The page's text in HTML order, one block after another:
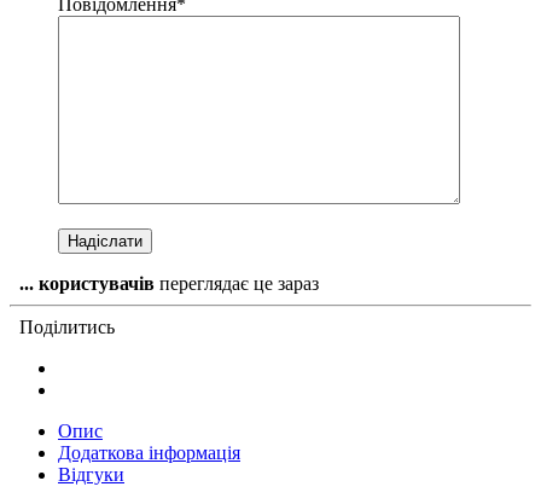
Повідомлення*
... користувачів переглядає це зараз
Поділитись
Опис
Додаткова інформація
Відгуки